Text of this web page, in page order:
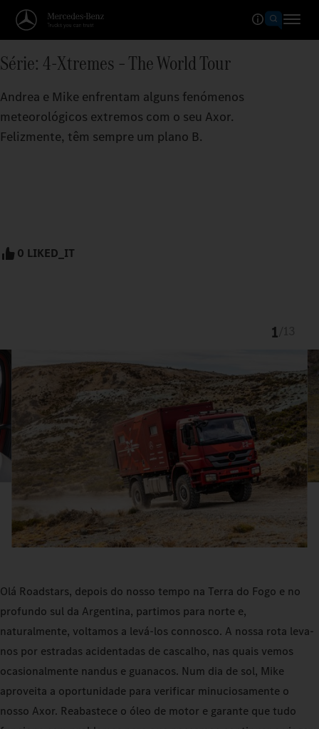
Série: 4-Xtremes – The World Tour
Andrea e Mike enfrentam alguns fenómenos
meteorológicos extremos com o seu Axor.
Felizmente, têm sempre um plano B.
0 LIKED_IT
1
Olá Roadstars, depois do nosso tempo na Terra do Fogo e no
profundo sul da Argentina, partimos para norte e,
naturalmente, voltamos a levá-los connosco. A nossa rota leva-
nos por estradas acidentadas de cascalho, nas quais vemos
ocasionalmente nandus e guanacos. Num dia de sol, Mike
aproveita a oportunidade para verificar minuciosamente o
nosso Axor. Reabastece o óleo de motor e garante que tudo